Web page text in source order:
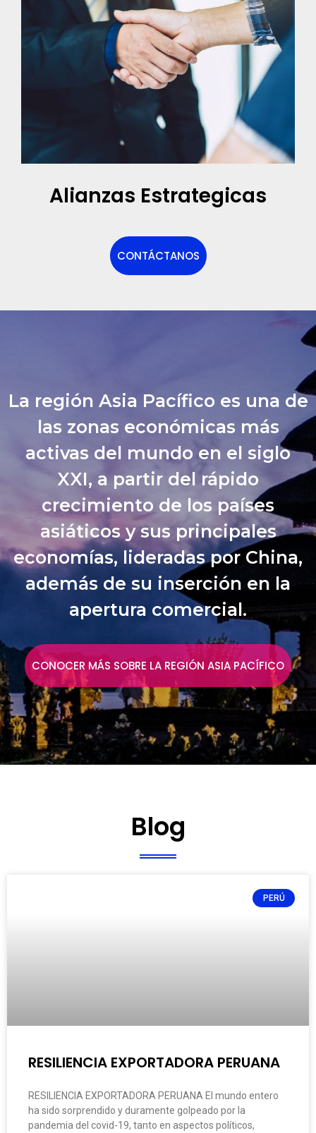
Alianzas Estrategicas
CONTÁCTANOS
La región Asia Pacífico es una de
las zonas económicas más
activas del mundo en el siglo
XXI, a partir del rápido
crecimiento de los países
asiáticos y sus principales
economías, lideradas por China,
además de su inserción en la
apertura comercial.
CONOCER MÁS SOBRE LA REGIÓN ASIA PACÍFICO
Blog
PERÚ
RESILIENCIA EXPORTADORA PERUANA
RESILIENCIA EXPORTADORA PERUANA El mundo entero
ha sido sorprendido y duramente golpeado por la
pandemia del covid-19, tanto en aspectos políticos,